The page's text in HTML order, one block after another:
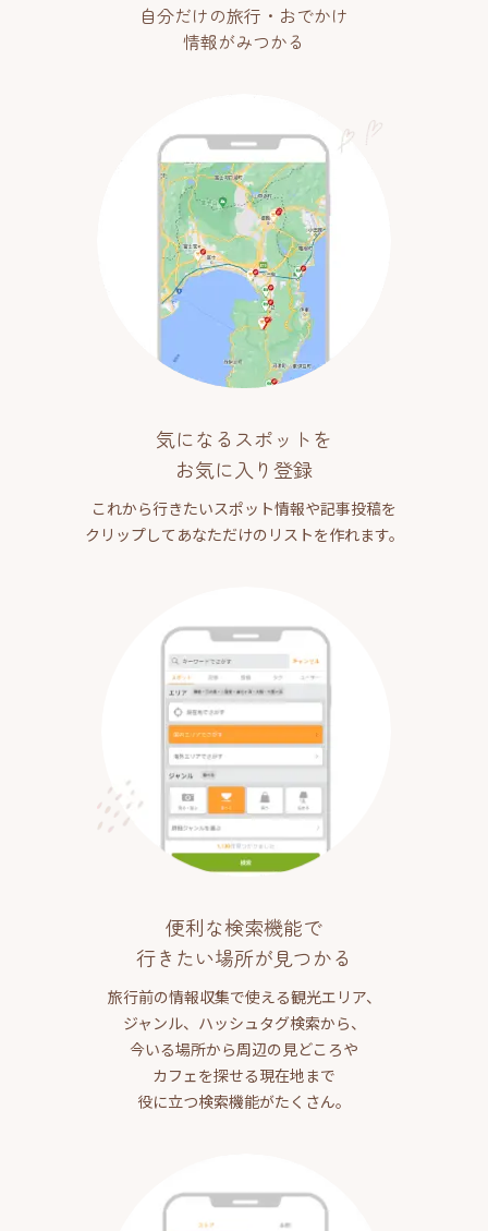
自分だけの旅行・おでかけ
情報がみつかる
気になるスポットを
お気に入り登録
これから行きたいスポット情報や記事投稿を
クリップしてあなただけのリストを作れます。
便利な検索機能で
行きたい場所が見つかる
旅行前の情報収集で使える観光エリア、
ジャンル、ハッシュタグ検索から、
今いる場所から周辺の見どころや
カフェを探せる現在地まで
役に立つ検索機能がたくさん。